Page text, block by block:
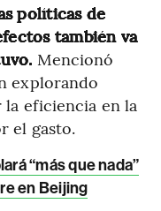
políticas de
también va
Mencionó
explorando
la eficiencia en la
el gasto.
“más que nada”
en Beijing